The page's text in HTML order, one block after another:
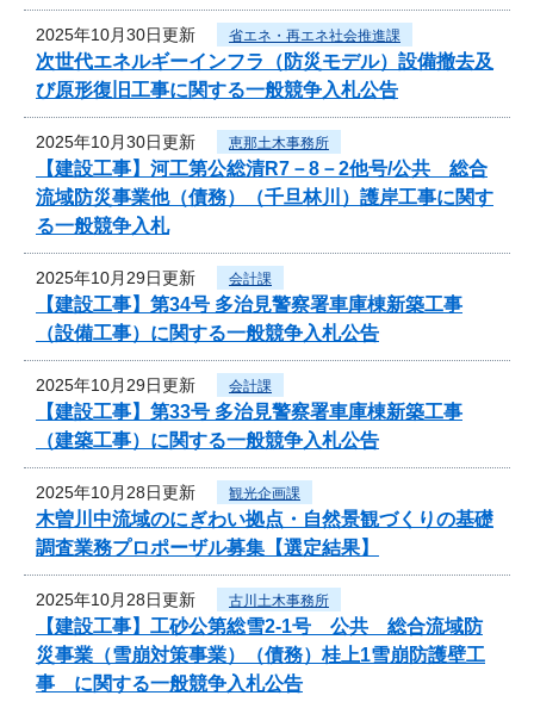
2025年10月30日更新 省エネ・再エネ社会推進課
次世代エネルギーインフラ（防災モデル）設備撤去及
び原形復旧工事に関する一般競争入札公告
2025年10月30日更新 恵那土木事務所
【建設工事】河工第公総清R7－8－2他号/公共 総合
流域防災事業他（債務）（千旦林川）護岸工事に関す
る一般競争入札
2025年10月29日更新 会計課
【建設工事】第34号 多治見警察署車庫棟新築工事
（設備工事）に関する一般競争入札公告
2025年10月29日更新 会計課
【建設工事】第33号 多治見警察署車庫棟新築工事
（建築工事）に関する一般競争入札公告
2025年10月28日更新 観光企画課
木曽川中流域のにぎわい拠点・自然景観づくりの基礎
調査業務プロポーザル募集【選定結果】
2025年10月28日更新 古川土木事務所
【建設工事】工砂公第総雪2-1号 公共 総合流域防
災事業（雪崩対策事業）（債務）桂上1雪崩防護壁工
事 に関する一般競争入札公告